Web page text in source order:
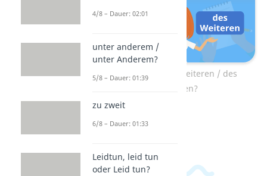
Zum Video: desweiteren / des
Weiteren?
4/8 – Dauer: 02:01
unter anderem /
unter Anderem?
5/8 – Dauer: 01:39
zu zweit
6/8 – Dauer: 01:33
Leidtun, leid tun
oder Leid tun?